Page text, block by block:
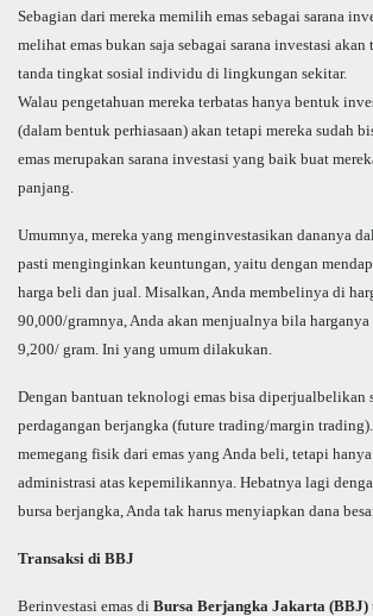
Sebagian dari mereka memilih emas sebagai sarana
melihat emas bukan saja sebagai sarana investasi akan
tanda tingkat sosial individu di lingkungan sekitar.
Walau pengetahuan mereka terbatas hanya bentuk
(dalam bentuk perhiasaan) akan tetapi mereka sudah
emas merupakan sarana investasi yang baik buat
panjang.
Umumnya, mereka yang menginvestasikan dananya
pasti menginginkan keuntungan, yaitu dengan
harga beli dan jual. Misalkan, Anda membelinya di
90,000/gramnya, Anda akan menjualnya bila
9,200/ gram. Ini yang umum dilakukan.
Dengan bantuan teknologi emas bisa diperjualbelikan
perdagangan berjangka (future trading/margin
memegang fisik dari emas yang Anda beli, tetapi
administrasi atas kepemilikannya. Hebatnya lagi
bursa berjangka, Anda tak harus menyiapkan dana
Transaksi di BBJ
Berinvestasi emas di Bursa Berjangka Jakarta (BBJ)